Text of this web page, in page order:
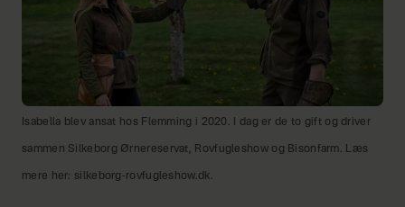
Isabella blev ansat hos Flemming i 2020. I dag er de to gift og driver
sammen Silkeborg Ørnereservat, Rovfugleshow og Bisonfarm. Læs
mere her: silkeborg-rovfugleshow.dk.